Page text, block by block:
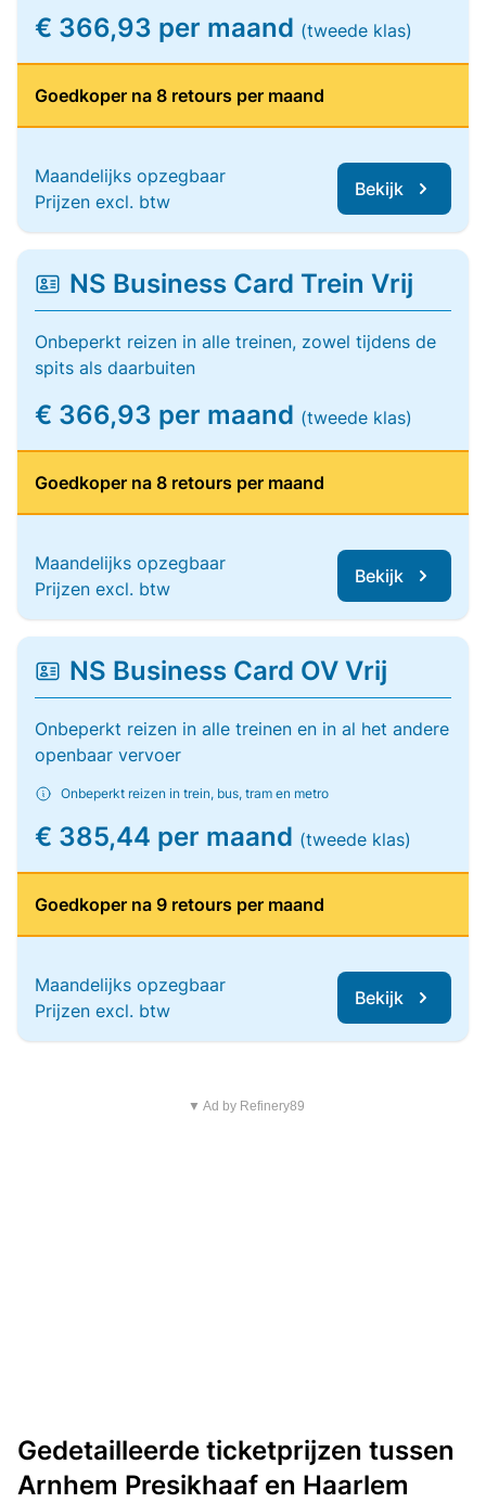
€ 366,93 per maand (tweede klas)
Goedkoper na 8 retours per maand
Maandelijks opzegbaar
Prijzen excl. btw
Bekijk
NS Business Card Trein Vrij
Onbeperkt reizen in alle treinen, zowel tijdens de
spits als daarbuiten
€ 366,93 per maand (tweede klas)
Goedkoper na 8 retours per maand
Maandelijks opzegbaar
Prijzen excl. btw
Bekijk
NS Business Card OV Vrij
Onbeperkt reizen in alle treinen en in al het andere
openbaar vervoer
Onbeperkt reizen in trein, bus, tram en metro
€ 385,44 per maand (tweede klas)
Goedkoper na 9 retours per maand
Maandelijks opzegbaar
Prijzen excl. btw
Bekijk
▼ Ad by Refinery89
Gedetailleerde ticketprijzen tussen
Arnhem Presikhaaf en Haarlem